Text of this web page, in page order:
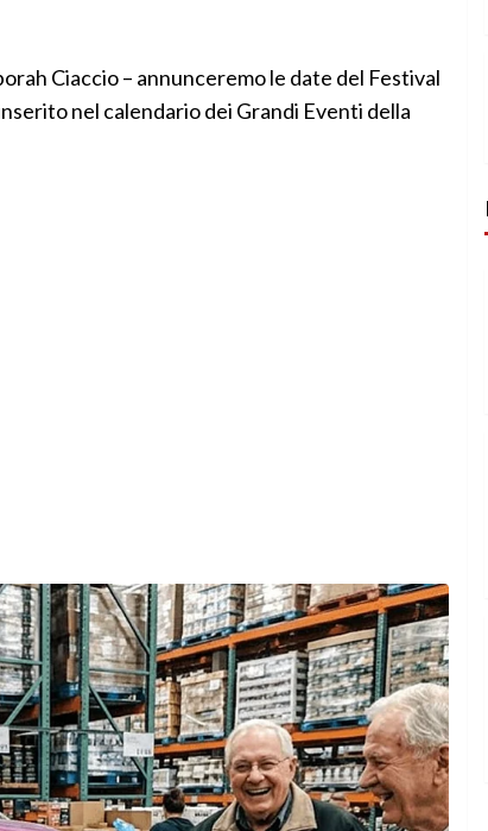
Ciaccio – annunceremo le date del Festival
nel calendario dei Grandi Eventi della